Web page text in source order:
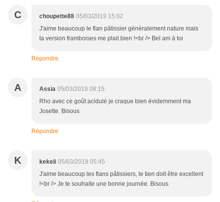
C choupette88 05/03/2019 15:02
J'aime beaucoup le flan pâtissier génèralement nature mais
ta version framboises me plait bien !<br /> Bel am à toi
Répondre
A Assia 05/03/2019 08:15
Rho avec ce goût acidulé je craque bien évidemment ma
Josette. Bisous
Répondre
K kekeli 05/03/2019 05:45
J'aime beaucoup les flans pâtissiers, le tien doit être excellent
!<br /> Je te souhaite une bonne journée. Bisous